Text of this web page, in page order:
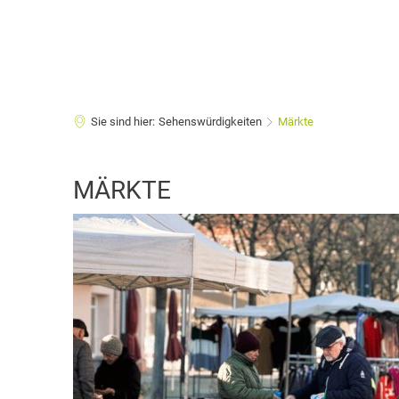
Sie sind hier: Sehenswürdigkeiten Märkte
MärkteMÄRKTE